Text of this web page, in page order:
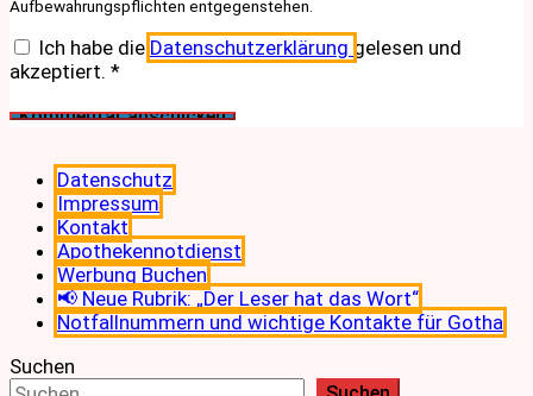
Aufbewahrungspflichten entgegenstehen.
Ich habe die Datenschutzerklärung gelesen und
akzeptiert. *
Datenschutz
Impressum
Kontakt
Apothekennotdienst
Werbung Buchen
📢 Neue Rubrik: „Der Leser hat das Wort“
Notfallnummern und wichtige Kontakte für Gotha
Suchen